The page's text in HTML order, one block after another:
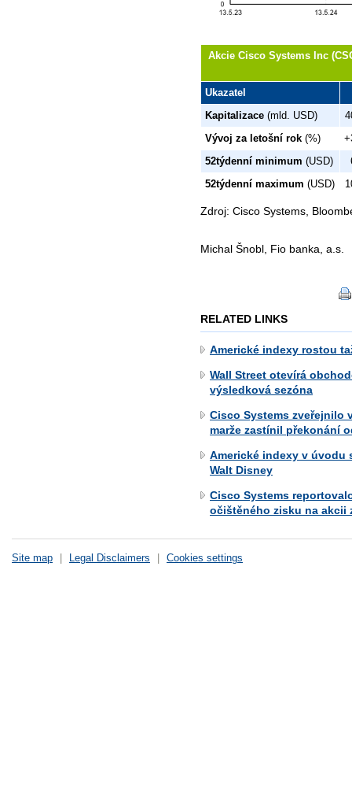
Akcie Cisco Systems Inc
Ukazatel
Kapitalizace (mld. USD)
Vývoj za letošní rok (%)
52týdenní minimum (USD)
52týdenní maximum (USD)
Zdroj: Cisco Systems,
Michal Šnobl, Fio banka, a.s.
RELATED LINKS
Americké indexy rostou
Wall Street otevírá
výsledková sezóna
Cisco Systems zveřejnilo
marže zastínil překonání
Americké indexy v úvodu
Walt Disney
Cisco Systems
očištěného zisku na akcii
Site map Legal Disclaimers Cookies settings